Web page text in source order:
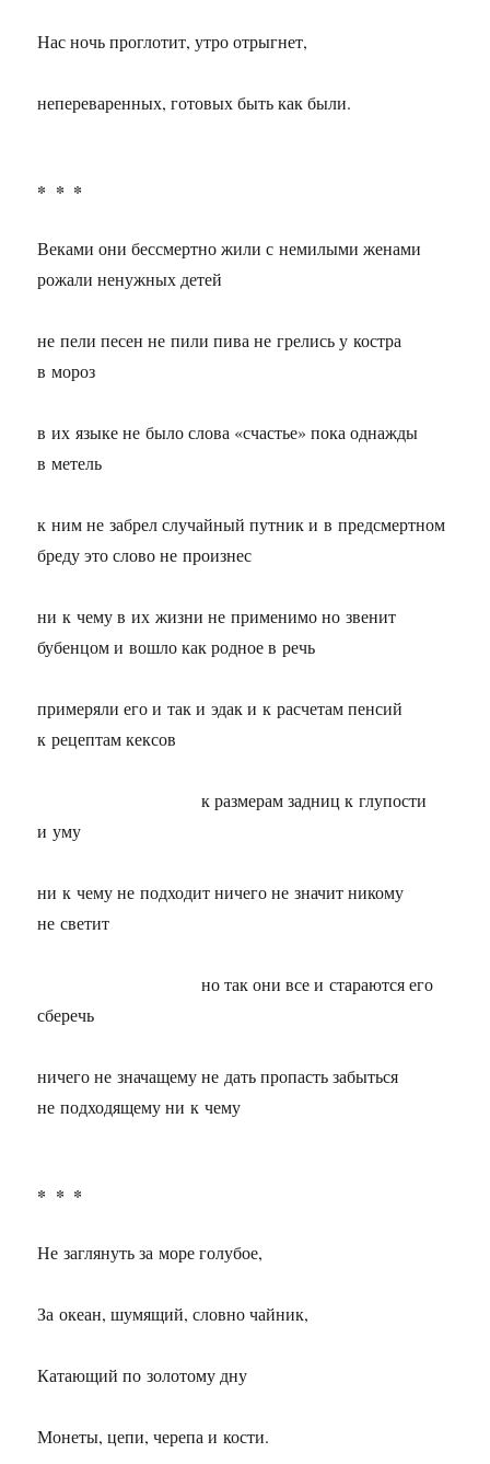
Нас ночь проглотит, утро отрыгнет,
непереваренных, готовых быть как были.
* * *
Веками они бессмертно жили с немилыми женами
рожали ненужных детей
не пели песен не пили пива не грелись у костра
в мороз
в их языке не было слова «счастье» пока однажды
в метель
к ним не забрел случайный путник и в предсмертном
бреду это слово не произнес
ни к чему в их жизни не применимо но звенит
бубенцом и вошло как родное в речь
примеряли его и так и эдак и к расчетам пенсий
к рецептам кексов
к размерам задниц к глупости
и уму
ни к чему не подходит ничего не значит никому
не светит
но так они все и стараются его
сберечь
ничего не значащему не дать пропасть забыться
не подходящему ни к чему
* * *
Не заглянуть за море голубое,
За океан, шумящий, словно чайник,
Катающий по золотому дну
Монеты, цепи, черепа и кости.